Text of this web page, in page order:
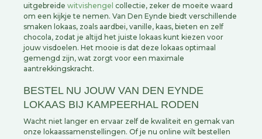
uitgebreide witvishengel collectie, zeker de moeite waard
om een kijkje te nemen. Van Den Eynde biedt verschillende
smaken lokaas, zoals aardbei, vanille, kaas, bieten en zelf
chocola, zodat je altijd het juiste lokaas kunt kiezen voor
jouw visdoelen. Het mooie is dat deze lokaas optimaal
gemengd zijn, wat zorgt voor een maximale
aantrekkingskracht.
BESTEL NU JOUW VAN DEN EYNDE
LOKAAS BIJ KAMPEERHAL RODEN
Wacht niet langer en ervaar zelf de kwaliteit en gemak van
onze lokaassamenstellingen. Of je nu online wilt bestellen